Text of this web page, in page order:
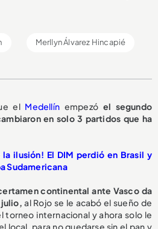
Merllyn Álvarez Hincapié
el Medellín empezóel segundo
en solo 3 partidos que ha
la ilusión! El DIM perdió en Brasil y
Sudamericana
continental ante Vasco da
julio, al Rojo se le acabó el sueño de
torneo internacional y ahora solo le
local, para no quedarse sin el pan y